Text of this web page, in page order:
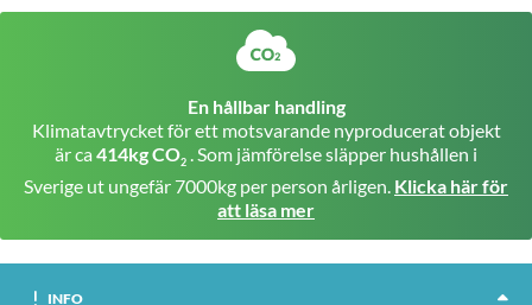
En hållbar handling
Klimatavtrycket för ett motsvarande nyproducerat objekt
är ca 414kg CO2 . Som jämförelse släpper hushållen i
Sverige ut ungefär 7000kg per person årligen. Klicka här för
att läsa mer
INFO